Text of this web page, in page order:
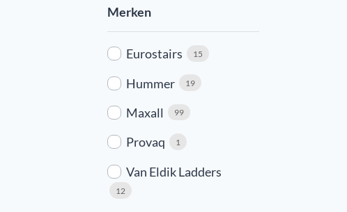
Merken
Eurostairs 15
Hummer 19
Maxall 99
Provaq 1
Van Eldik Ladders
12